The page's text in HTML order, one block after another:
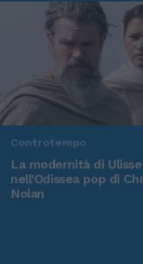
Controtempo
La modernità di Ulisse
nell'Odissea pop di
Nolan